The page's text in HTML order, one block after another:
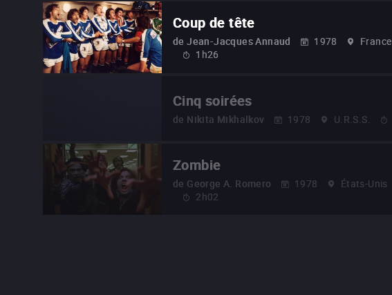
Coup de tête
de Jean-Jacques Annaud 1978
France
1h26
Cinq soirées
de Nikita Mikhalkov 1978 U.R.S.S.
Zombie
de George A. Romero 1978
États-Unis
2h02